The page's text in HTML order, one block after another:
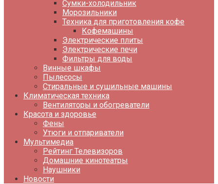
Сумки-холодильник
Морозильники
Техника для приготовления кофе
Кофемашины
Электрические плиты
Электрические печи
Фильтры для воды
Винные шкафы
Пылесосы
Стиральные и сушильные машины
Климатическая техника
Вентиляторы и обогреватели
Красота и здоровье
Фены
Утюги и отпариватели
Мультимедиа
Рейтинг Телевизоров
Домашние кинотеатры
Наушники
Новости